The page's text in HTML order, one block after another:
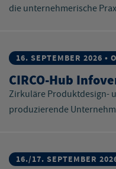
die unternehmerische
16. SEPTEMBER 2026 •
CIRCO-Hub
Zirkuläre Produktdesign-
produzierende
16./17. SEPTEMBER